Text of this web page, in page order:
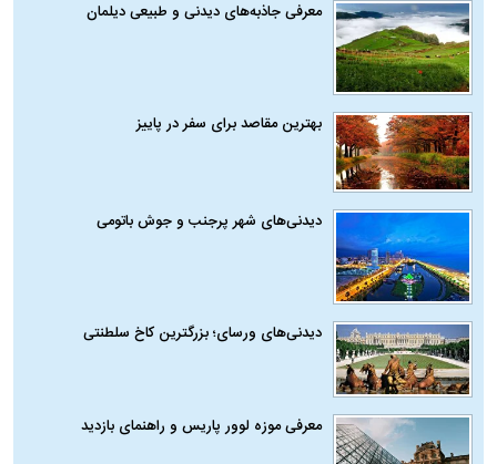
معرفی جاذبه‌های دیدنی و طبیعی دیلمان
بهترین مقاصد برای سفر در پاییز
دیدنی‌های شهر پرجنب و جوش باتومی
دیدنی‌های ورسای؛ بزرگترین کاخ سلطنتی
معرفی موزه لوور پاریس و راهنمای بازدید